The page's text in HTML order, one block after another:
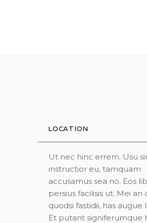
LOCATION
Ut nec hinc errem. Usu
instructior eu, tamquam
accusamus sea no. Eos
persius facilisis ut. Mei an
quodsi fastidii, has augue
Et putant signiferumque